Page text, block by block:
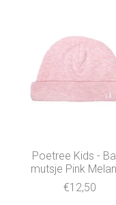
Poetree Kids -
mutsje Pink
€12,50